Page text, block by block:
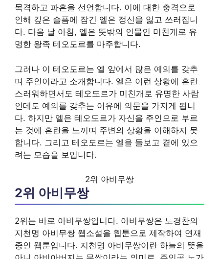
목격하고 파혼을 선언합니다. 이에 대한 충격으로
인해 깊은 슬픔에 잠긴 엘은 정신을 잃고 쓰러집니
다. 다음 날 아침, 엘은 뜻밖의 인물인 미친개로 유
명한 왕족 테오도르를 마주합니다.
그러나 이 테오도르는 엘 앞에서 많은 예의를 갖추
며 주인이라고 소개합니다. 엘은 이런 상황에 혼란
스러워하면서도 테오도르가 미친개로 유명한 사람
인데도 예의를 갖추는 이유에 의문을 가지게 됩니
다. 하지만 엘은 테오도르가 자신을 주인으로 부르
는 것에 혼란을 느끼며 주변의 상황을 이해하지 못
합니다. 그리고 테오도르는 엘을 돌보고 곁에 있으
려는 모습을 보입니다.
2위 아비무쌍
2위 아비무쌍
2위는 바로 아비무쌍입니다. 아비무쌍은 노경찬의
지천명 아비무쌍 웹소설을 웹툰으로 제작하여 연재
중인 웹툰입니다. 지천명 아비무쌍이란 하늘의 뜻을